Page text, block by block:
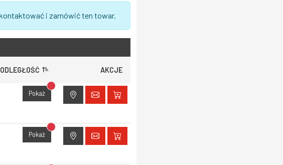
i zamówić ten towar.
ODLEGŁOŚĆ AKCJE
Pokaż Brak dostępu do lokalizacji
Pokaż Brak dostępu do lokalizacji